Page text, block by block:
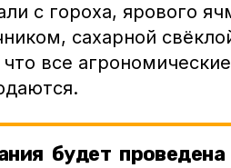
с гороха, ярового
сахарной
все
будет